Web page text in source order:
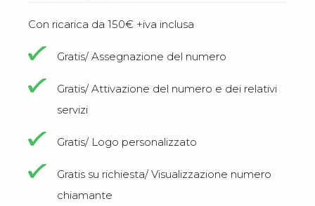
Con ricarica da 150€ +iva inclusa
Gratis/ Assegnazione del numero
Gratis/ Attivazione del numero e dei relativi
servizi
Gratis/ Logo personalizzato
Gratis su richiesta/ Visualizzazione numero
chiamante